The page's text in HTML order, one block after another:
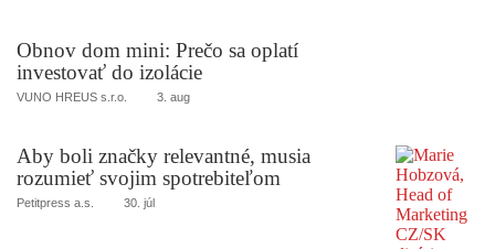
Obnov dom mini: Prečo sa oplatí
investovať do izolácie
VUNO HREUS s.r.o. 3. aug
Aby boli značky relevantné, musia
rozumieť svojim spotrebiteľom
Petitpress a.s. 30. júl